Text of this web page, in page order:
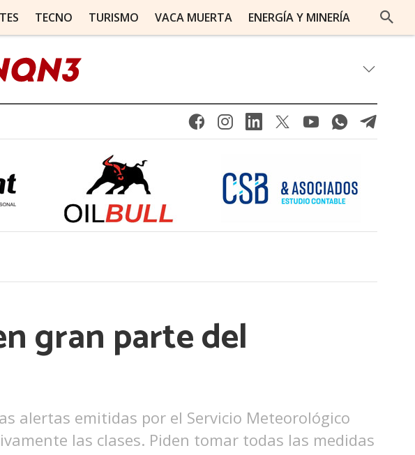
TECNO TURISMO VACA MUERTA ENERGÍA Y MINERÍA
gran parte del
alertas emitidas por el Servicio Meteorológico
las clases. Piden tomar todas las medidas